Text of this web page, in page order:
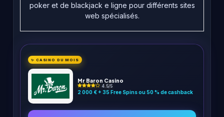
poker et de blackjack e ligne pour différents sites
web spécialisés.
✨ CASINO DU MOIS
Mr Baron Casino
4.5/5
2 000 € + 35 Free Spins ou 50 % de cashback